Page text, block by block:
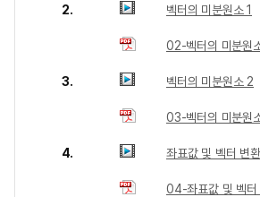
2. 벡터의 미분원소 1
02-벡터의 미분원
3. 벡터의 미분원소 2
03-벡터의 미분원
4. 좌표값 및 벡터 변
04-좌표값 및 벡터